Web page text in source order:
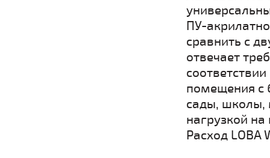
ПУ-
сравнить с
отвечает
помещения с
сады, школы,
нагрузкой
Расход LOBA